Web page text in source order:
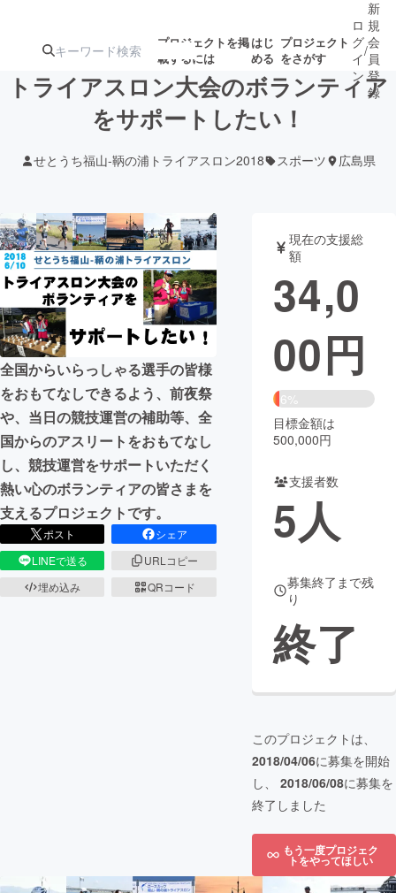
プロジェクトを掲
載するには
はじ
める
プロジェクト
をさがす
ジェクト
注目のリ
ターン
注目の新着プロ
ジェクト
ロジェクト
もうすぐ公開
されます
アート・写真 音楽
テクノロジー・ガジェット ゲーム・
映像・映画 書籍・雑誌
ビジネス・起業 チャレンジ
まちづくり・地域活性化
CAMPFIRE for Social Good
CAMPFIRE Creation
CAMPFIREふるさと納税
コミュニティ
ロ
グ
イ
ン
/
新
規
会
員
登
録
トライアスロン大会のボランティア
をサポートしたい！
せとうち福山-鞆の浦トライアスロン2018 スポーツ 広島県
全国からいらっしゃる選手の皆様
をおもてなしできるよう、前夜祭
や、当日の競技運営の補助等、全
国からのアスリートをおもてなし
し、競技運営をサポートいただく
熱い心のボランティアの皆さまを
支えるプロジェクトです。
ポスト
シェア
LINEで送る
URLコピー
埋め込み
QRコード
現在の支援総
額
34,0
00円
6%
目標金額は
500,000円
支援者数
5人
募集終了まで残
り
終了
このプロジェクトは、
2018/04/06に募集を開始
し、 2018/06/08に募集を
終了しました
もう一度プロジェク
トをやってほしい